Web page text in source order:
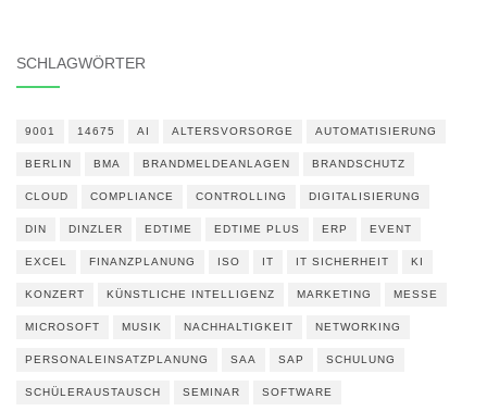
SCHLAGWÖRTER
9001 14675 AI ALTERSVORSORGE AUTOMATISIERUNG
BERLIN BMA BRANDMELDEANLAGEN BRANDSCHUTZ
CLOUD COMPLIANCE CONTROLLING DIGITALISIERUNG
DIN DINZLER EDTIME EDTIME PLUS ERP EVENT
EXCEL FINANZPLANUNG ISO IT IT SICHERHEIT KI
KONZERT KÜNSTLICHE INTELLIGENZ MARKETING MESSE
MICROSOFT MUSIK NACHHALTIGKEIT NETWORKING
PERSONALEINSATZPLANUNG SAA SAP SCHULUNG
SCHÜLERAUSTAUSCH SEMINAR SOFTWARE